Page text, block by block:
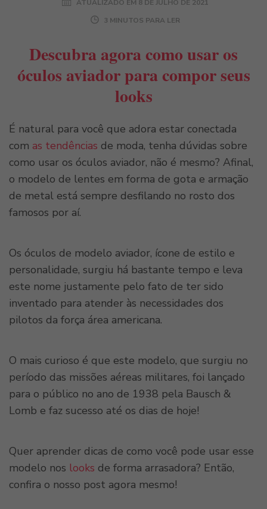
ATUALIZADO EM 8 DE JULHO DE 2021
3 MINUTOS PARA LER
Descubra agora como usar os
óculos aviador para compor seus
looks
É natural para você que adora estar conectada
com as tendências de moda, tenha dúvidas sobre
como usar os óculos aviador, não é mesmo? Afinal,
o modelo de lentes em forma de gota e armação
de metal está sempre desfilando no rosto dos
famosos por aí.
Os óculos de modelo aviador, ícone de estilo e
personalidade, surgiu há bastante tempo e leva
este nome justamente pelo fato de ter sido
inventado para atender às necessidades dos
pilotos da força área americana.
O mais curioso é que este modelo, que surgiu no
período das missões aéreas militares, foi lançado
para o público no ano de 1938 pela Bausch &
Lomb e faz sucesso até os dias de hoje!
Quer aprender dicas de como você pode usar esse
modelo nos looks de forma arrasadora? Então,
confira o nosso post agora mesmo!